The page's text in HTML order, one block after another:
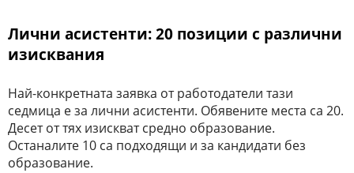
Лични асистенти: 20 позиции с различни
изисквания
Най-конкретната заявка от работодатели тази
седмица е за лични асистенти. Обявените места са 20.
Десет от тях изискват средно образование.
Останалите 10 са подходящи и за кандидати без
образование.